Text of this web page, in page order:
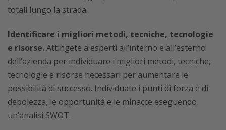
totali lungo la strada.
Identificare i migliori metodi, tecniche, tecnologie
e risorse.Attingete a esperti all’interno e all’esterno
dell’azienda per individuare i migliori metodi, tecniche,
tecnologie e risorse necessari per aumentare le
possibilità di successo. Individuate i punti di forza e di
debolezza, le opportunità e le minacce eseguendo
un’analisi SWOT.